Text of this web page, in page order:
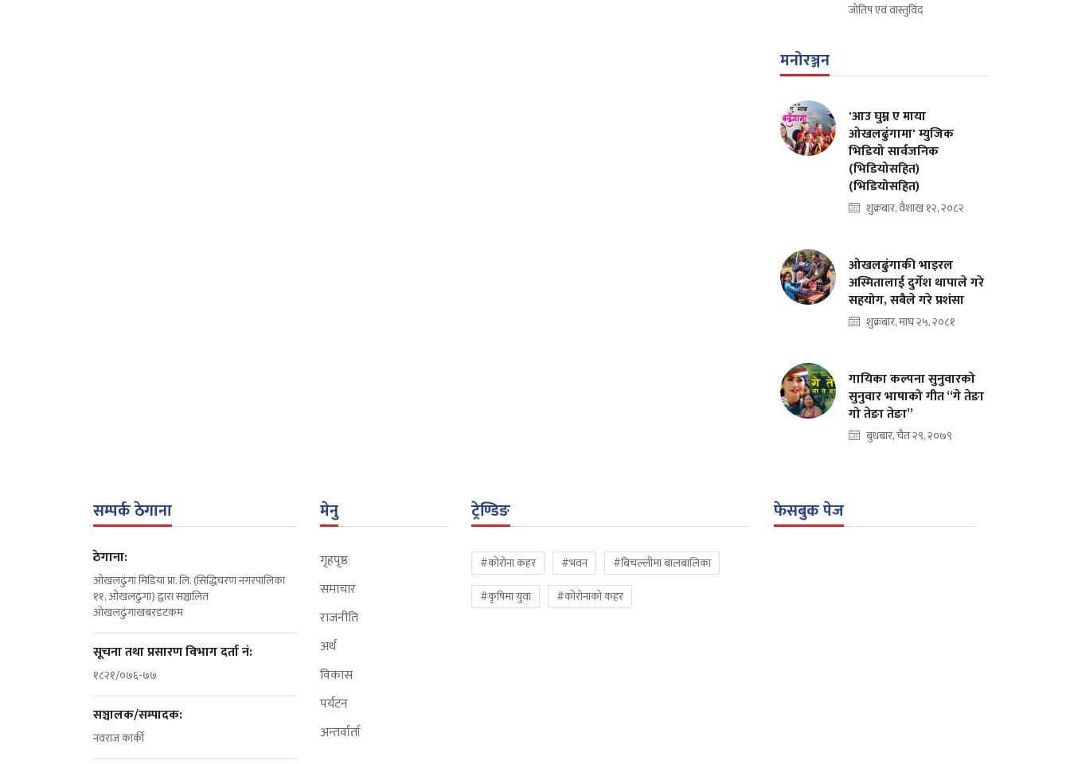
जोतिष एवं वास्तुविद
मनोरञ्जन
'आउ घुम्न ए माया
ओखलढुंगामा' म्युजिक
भिडियो सार्वजनिक
(भिडियोसहित)
(भिडियोसहित)
शुक्रबार, वैशाख १२, २०८२
ओखलढुंगाकी भाइरल
अस्मितालाई दुर्गेश थापाले गरे
सहयोग, सबैले गरे प्रशंसा
शुक्रबार, माघ २५, २०८१
गायिका कल्पना सुनुवारको
सुनुवार भाषाको गीत “गे तेङा
गो तेङा तेङा”
बुधबार, चैत २९, २०७९
सम्पर्क ठेगाना
ठेगाना:
ओखलढुंगा मिडिया प्रा. लि. (सिद्धिचरण नगरपालिका
११, ओखलढुंगा) द्वारा सञ्चालित
ओखलढुंगाखबरडटकम
सूचना तथा प्रसारण विभाग दर्ता नं:
१८२१/०७६-७७
सञ्चालक/सम्पादक:
नवराज कार्की
मेनु
गृहपृष्ठ
समाचार
राजनीति
अर्थ
विकास
पर्यटन
अन्तर्वार्ता
ट्रेण्डिङ
#कोरोना कहर #भवन
#बिचल्लीमा बालबालिका
#कृषिमा युवा
#कोरोनाको कहर
फेसबुक पेज